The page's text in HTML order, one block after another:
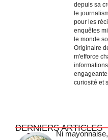
depuis sa
le
pour les
enquêtes
le monde
Originaire
m'efforce
curiosité et
DERNIERS ARTICLES
Ni